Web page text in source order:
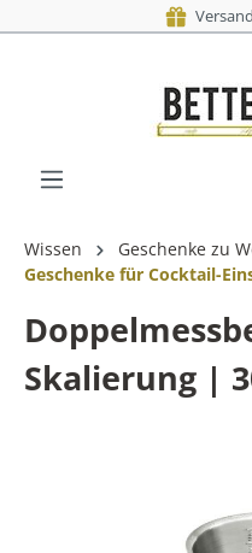
Wissen
Geschenke zu
Geschenke für Cocktail-
Skalierung |